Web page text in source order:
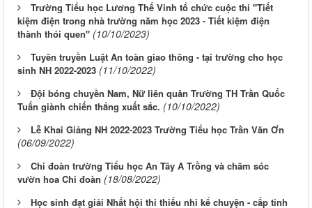
Trường Tiểu học Lương Thế Vinh tổ chức cuộc thi "Tiết
kiệm điện trong nhà trường năm học 2023 - Tiết kiệm điện
thành thói quen" (10/10/2023)
Tuyên truyền Luật An toàn giao thông - tại trường cho học
sinh NH 2022-2023 (11/10/2022)
Đội bóng chuyền Nam, Nữ liên quân Trường TH Trần Quốc
Tuấn giành chiến thắng xuất sắc. (10/10/2022)
Lễ Khai Giảng NH 2022-2023 Trường Tiểu học Trần Văn Ơn
(06/09/2022)
Chi đoàn trường Tiểu học An Tây A Trồng và chăm sóc
vườn hoa Chi đoàn (18/08/2022)
Học sinh đạt giải Nhất hội thi thiếu nhi kể chuyện - cấp tỉnh